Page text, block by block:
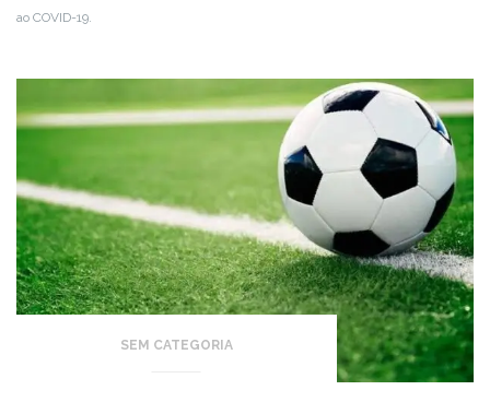
ao COVID-19.
SEM CATEGORIA